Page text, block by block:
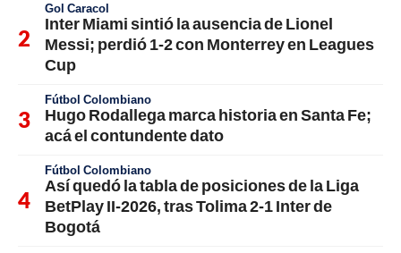
Gol Caracol
Inter Miami sintió la ausencia de Lionel
Messi; perdió 1-2 con Monterrey en Leagues
Cup
Fútbol Colombiano
Hugo Rodallega marca historia en Santa Fe;
acá el contundente dato
Fútbol Colombiano
Así quedó la tabla de posiciones de la Liga
BetPlay II-2026, tras Tolima 2-1 Inter de
Bogotá